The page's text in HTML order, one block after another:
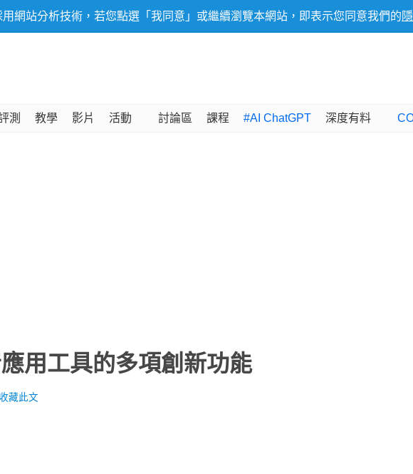
網站分析技術，若您點選「我同意」或繼續瀏覽本網站，即表示您同意我們的
測 教學 影片 活動 討論區 課程 #AI ChatGPT 深度有料
用工具的多項創新功能
收藏此文